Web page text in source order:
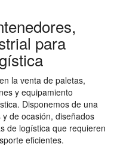
para
la venta de paletas,
y equipamiento
Disponemos de una
de ocasión, diseñados
de logística que requieren
eficientes.